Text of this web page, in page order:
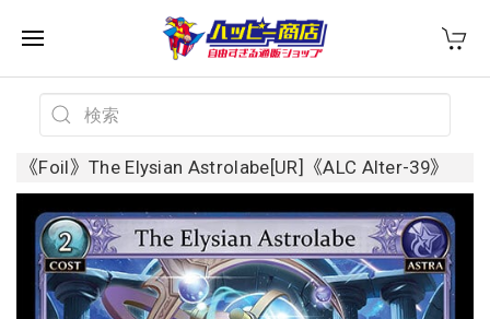
《Foil》The Elysian Astrolabe[UR]《ALC Alter-39》